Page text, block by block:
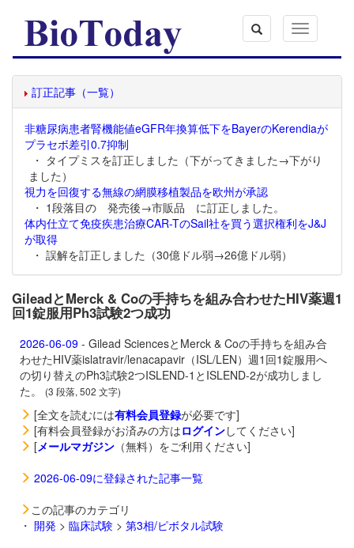
Toggle
navigation
訂正記事（一覧）
非糖尿病患者腎機能値eGFR年換算低下をBayerのKerendiaが
プラセボ差引0.7抑制
・ タイプミスを訂正しました（下がってきました→下がり
ました）
視力を回復する無線の網膜移植製品を欧州が承認
・ 1段落目の 発売後→市販品 に訂正しました。
体内仕立て免疫疾患治療CAR-TのSail社を買う選択権利をJ&J
が取得
・ 誤解を訂正しました（30億ドル弱→26億ドル弱）
GileadとMerck & Coの手持ちを組み合わせたHIV薬週1
回1錠服用Ph3試験2つ成功
2026-06-09 - Gilead SciencesとMerck & Coの手持ちを組み合
わせたHIV薬islatravir/lenacapavir（ISL/LEN）週1回1錠服用へ
の切り替えのPh3試験2つISLEND-1とISLEND-2が成功しまし
た。
(3 段落, 502 文字)
[全文を読むには有料会員登録が必要です]
[有料会員登録がお済みの方はログインしてください]
[メールマガジン （無料）をご利用ください]
2026-06-09に登録された記事一覧
この記事のカテゴリ
・ 開発 > 臨床試験 > 第3相/ピボタル試験